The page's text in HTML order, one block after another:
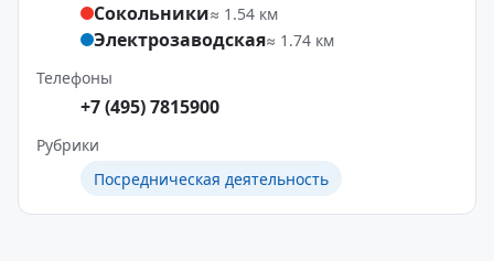
Сокольники≈ 1.54 км
Электрозаводская≈ 1.74 км
Телефоны
+7 (495) 7815900
Рубрики
Посредническая деятельность